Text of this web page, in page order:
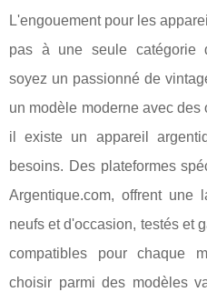
L'engouement pour les
pas à une seule catégorie
soyez un passionné de
un modèle moderne avec
il existe un appareil
besoins. Des plateformes
Argentique.com, offrent une
neufs et d'occasion, testés et
compatibles pour chaque
choisir parmi des modèles